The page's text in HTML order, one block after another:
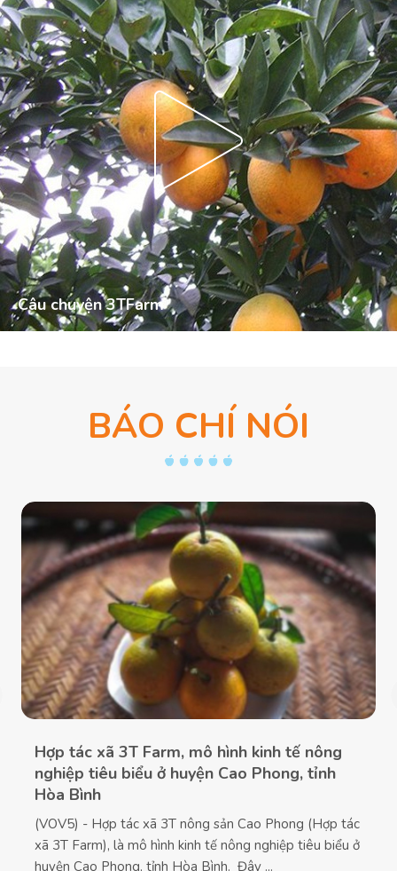
Câu chuyện 3TFarm
BÁO CHÍ NÓI
Hợp tác xã 3T Farm, mô hình kinh tế nông
nghiệp tiêu biểu ở huyện Cao Phong, tỉnh
Hòa Bình
(VOV5) - Hợp tác xã 3T nông sản Cao Phong (Hợp tác
xã 3T Farm), là mô hình kinh tế nông nghiệp tiêu biểu ở
huyện Cao Phong, tỉnh Hòa Bình. Đây ...